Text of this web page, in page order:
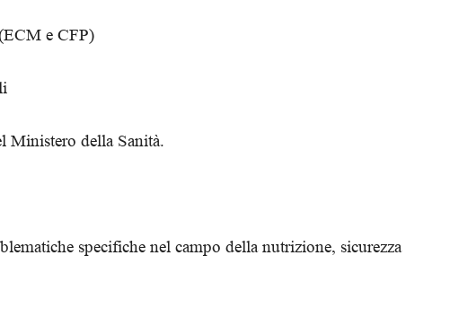
e CFP)
della Sanità.
specifiche nel campo della nutrizione, sicurezza